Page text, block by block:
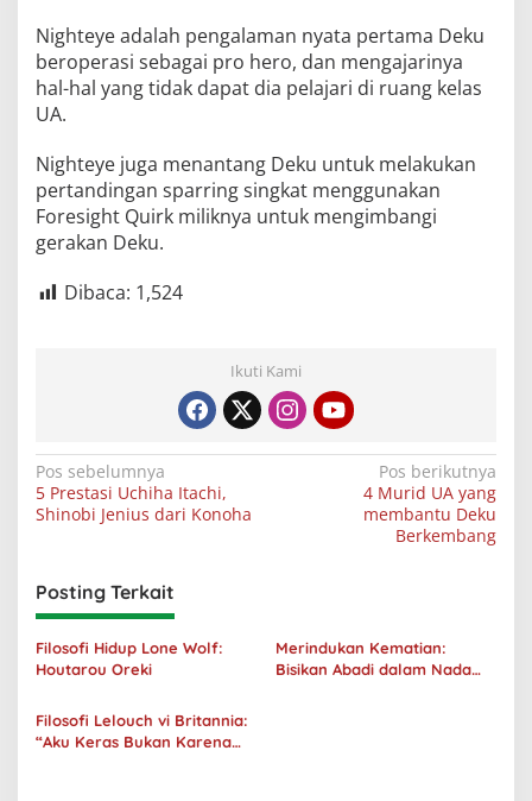
Nighteye adalah pengalaman nyata pertama Deku
beroperasi sebagai pro hero, dan mengajarinya
hal-hal yang tidak dapat dia pelajari di ruang kelas
UA.
Nighteye juga menantang Deku untuk melakukan
pertandingan sparring singkat menggunakan
Foresight Quirk miliknya untuk mengimbangi
gerakan Deku.
Dibaca: 1,524
Ikuti Kami
Navigasi
pos
Pos sebelumnya
5 Prestasi Uchiha Itachi,
Shinobi Jenius dari Konoha
Pos berikutnya
4 Murid UA yang
membantu Deku
Berkembang
Posting Terkait
Filosofi Hidup Lone Wolf:
Houtarou Oreki
Merindukan Kematian:
Bisikan Abadi dalam Nada
Filosofi Lelouch vi Britannia:
“Aku Keras Bukan Karena